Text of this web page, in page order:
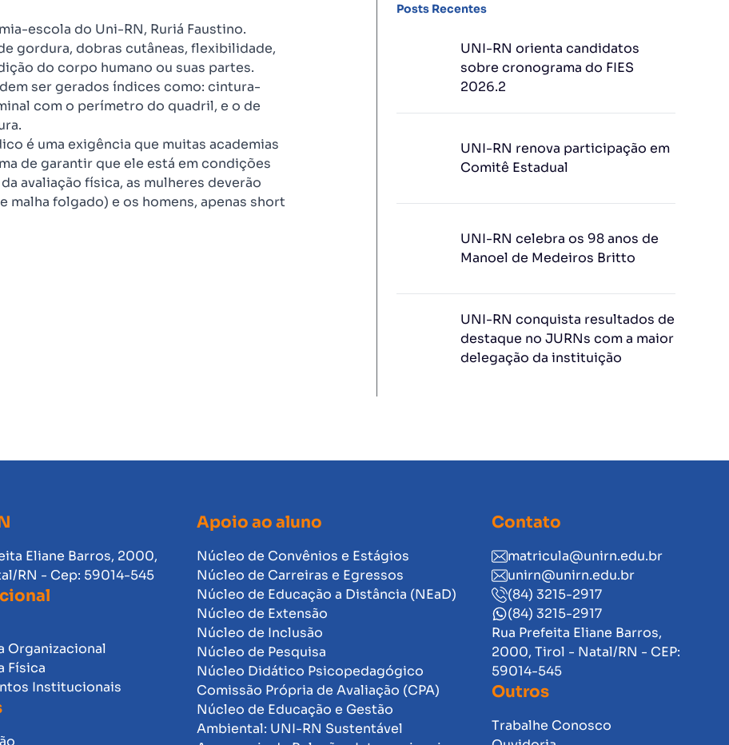
escola do Uni-RN, Ruriá Faustino.
gordura, dobras cutâneas, flexibilidade,
do corpo humano ou suas partes.
ser gerados índices como: cintura-
com o perímetro do quadril, e o de
é uma exigência que muitas academias
de garantir que ele está em condições
avaliação física, as mulheres deverão
folgado) e os homens, apenas short
Posts Recentes
UNI-RN orienta candidatos
sobre cronograma do FIES
2026.2
UNI-RN renova participação em
Comitê Estadual
UNI-RN celebra os 98 anos de
Manoel de Medeiros Britto
UNI-RN conquista resultados de
destaque no JURNs com a maior
delegação da instituição
Eliane Barros, 2000,
RN - Cep: 59014-545
Organizacional
Física
Institucionais
Apoio ao aluno
Núcleo de Convênios e Estágios
Núcleo de Carreiras e Egressos
Núcleo de Educação a Distância (NEaD)
Núcleo de Extensão
Núcleo de Inclusão
Núcleo de Pesquisa
Núcleo Didático Psicopedagógico
Comissão Própria de Avaliação (CPA)
Núcleo de Educação e Gestão
Ambiental: UNI-RN Sustentável
Contato
matricula@unirn.edu.br
unirn@unirn.edu.br
(84) 3215-2917
(84) 3215-2917
Rua Prefeita Eliane Barros,
2000, Tirol - Natal/RN - CEP:
59014-545
Outros
Trabalhe Conosco